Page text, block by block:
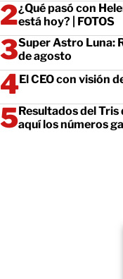
¿Qué pasó con
está hoy? | FOTOS
Super Astro Luna:
de agosto
El CEO con visión
Resultados del
aquí los números